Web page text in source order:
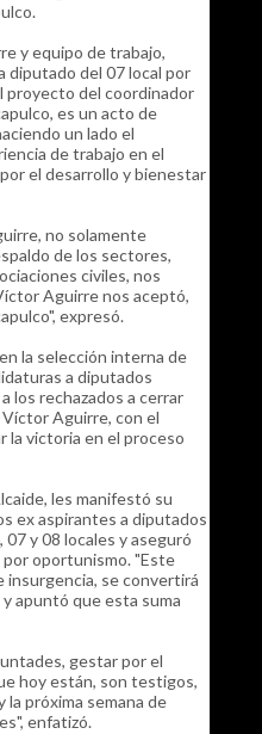
y equipo de trabajo,
diputado del 07 local por
proyecto del coordinador
es un acto de
un lado el
de trabajo en el
el desarrollo y bienestar
no solamente
de los sectores,
civiles, nos
Aguirre nos aceptó,
expresó.
la selección interna de
a diputados
los rechazados a cerrar
Aguirre, con el
la victoria en el proceso
les manifestó su
ex aspirantes a diputados
y 08 locales y aseguró
oportunismo. "Este
insurgencia, se convertirá
apuntó que esta suma
gestar por el
hoy están, son testigos,
la próxima semana de
enfatizó.